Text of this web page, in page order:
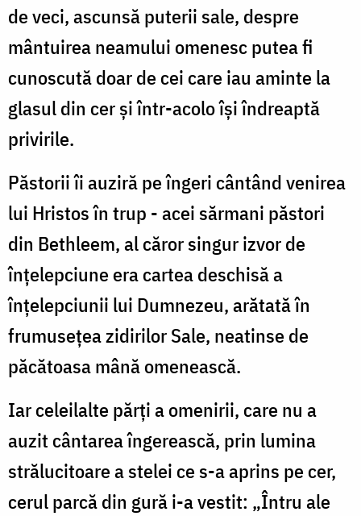
de veci, ascunsă puterii sale, despre
mântuirea neamului omenesc putea fi
cunoscută doar de cei care iau aminte la
glasul din cer şi într-acolo îşi îndreaptă
privirile.
Păstorii îi auziră pe îngeri cântând venirea
lui Hristos în trup - acei sărmani păstori
din Bethleem, al căror singur izvor de
înţelepciune era cartea deschisă a
înţelepciunii lui Dumnezeu, arătată în
frumuseţea zidirilor Sale, neatinse de
păcătoasa mână omenească.
Iar celeilalte părţi a omenirii, care nu a
auzit cântarea îngerească, prin lumina
strălucitoare a stelei ce s-a aprins pe cer,
cerul parcă din gură i-a vestit: „Întru ale